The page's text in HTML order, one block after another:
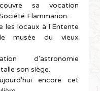
sa vocation
Flammarion.
les locaux à l'Entente
musée du vieux
d'astronomie
son siège.
encore cet